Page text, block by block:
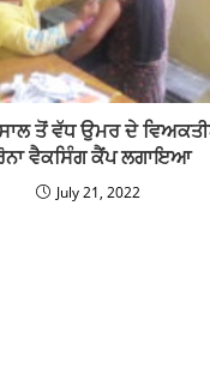
ਤੋਂ ਵੱਧ ਉਮਰ ਦੇ
ਵੈਕਸਿੰਗ ਕੈਂਪ ਲਗਾਇਆ
July 21, 2022